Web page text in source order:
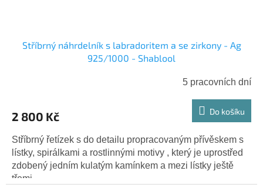
Stříbrný náhrdelník s labradoritem a se zirkony - Ag
925/1000 - Shablool
5 pracovních dní
2 800 Kč Do košíku
Stříbrný řetízek s do detailu propracovaným přívěskem s
lístky, spirálkami a rostlinnými motivy , který je uprostřed
zdobený jedním kulatým kamínkem a mezi lístky ještě
třemi...